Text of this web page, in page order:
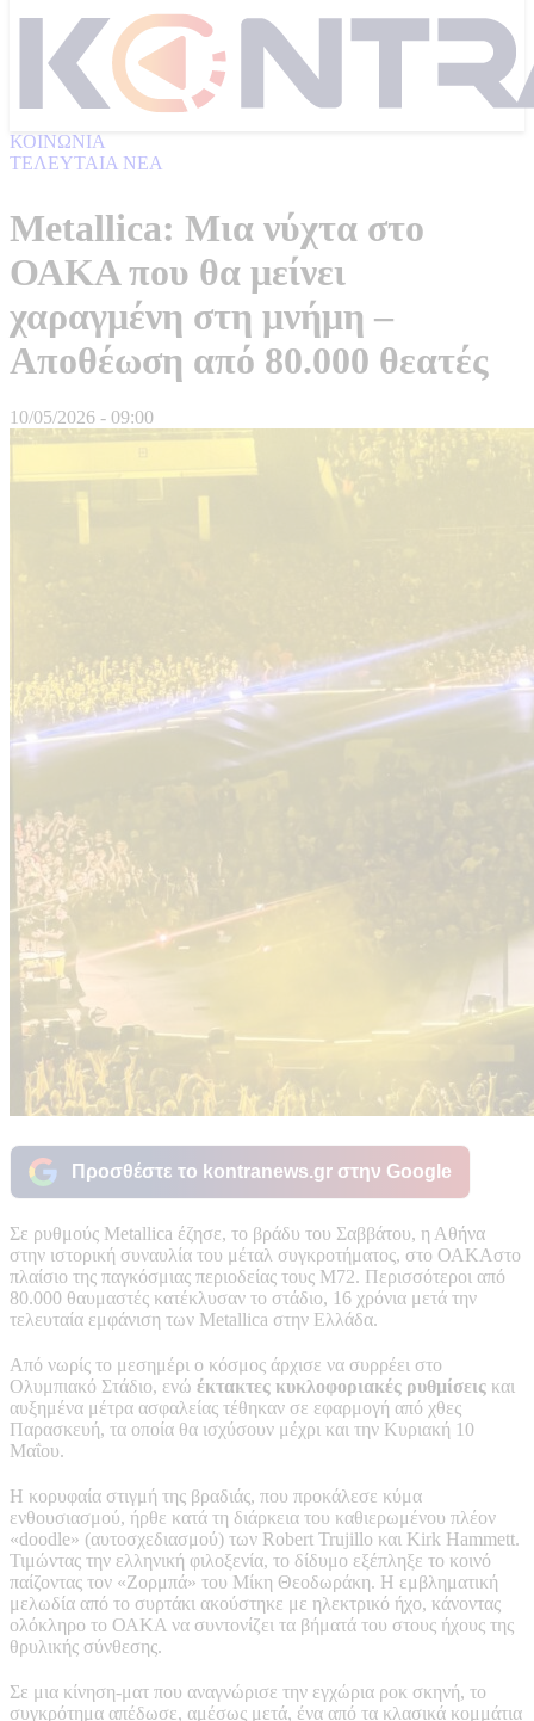
ΚΟΙΝΩΝΙΑ
ΤΕΛΕΥΤΑΙΑ ΝΕΑ
Metallica: Μια νύχτα στο
ΟΑΚΑ που θα μείνει
χαραγμένη στη μνήμη –
Αποθέωση από 80.000 θεατές
10/05/2026 - 09:00
Προσθέστε το kontranews.gr στην Google
Σε ρυθμούς Metallica έζησε, το βράδυ του Σαββάτου, η Αθήνα
στην ιστορική συναυλία του μέταλ συγκροτήματος, στο ΟΑΚΑστο
πλαίσιο της παγκόσμιας περιοδείας τους M72. Περισσότεροι από
80.000 θαυμαστές κατέκλυσαν το στάδιο, 16 χρόνια μετά την
τελευταία εμφάνιση των Metallica στην Ελλάδα.
Από νωρίς το μεσημέρι ο κόσμος άρχισε να συρρέει στο
Ολυμπιακό Στάδιο, ενώ έκτακτες κυκλοφοριακές ρυθμίσεις και
αυξημένα μέτρα ασφαλείας τέθηκαν σε εφαρμογή από χθες
Παρασκευή, τα οποία θα ισχύσουν μέχρι και την Κυριακή 10
Μαΐου.
Η κορυφαία στιγμή της βραδιάς, που προκάλεσε κύμα
ενθουσιασμού, ήρθε κατά τη διάρκεια του καθιερωμένου πλέον
«doodle» (αυτοσχεδιασμού) των Robert Trujillo και Kirk Hammett.
Τιμώντας την ελληνική φιλοξενία, το δίδυμο εξέπληξε το κοινό
παίζοντας τον «Ζορμπά» του Μίκη Θεοδωράκη. Η εμβληματική
μελωδία από το συρτάκι ακούστηκε με ηλεκτρικό ήχο, κάνοντας
ολόκληρο το ΟΑΚΑ να συντονίζει τα βήματά του στους ήχους της
θρυλικής σύνθεσης.
Σε μια κίνηση-ματ που αναγνώρισε την εγχώρια ροκ σκηνή, το
συγκρότημα απέδωσε, αμέσως μετά, ένα από τα κλασικά κομμάτια